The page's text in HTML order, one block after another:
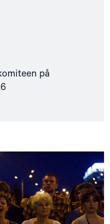
på
"Utviklingspolitikken
må
ta
menneskerettigheter
på
alvor"